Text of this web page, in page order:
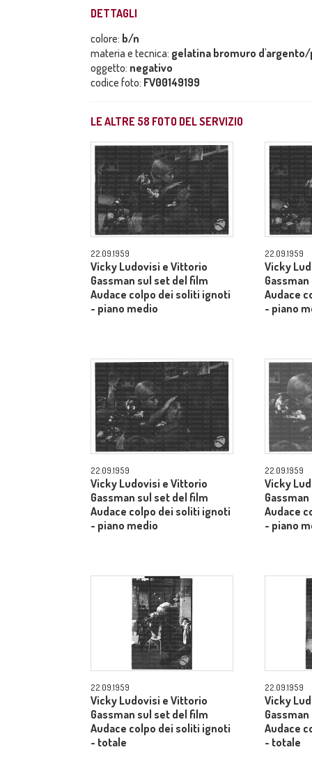
DETTAGLI
colore: b/n
materia e tecnica: gelatina bromuro
oggetto: negativo
codice foto: FV00149199
LE ALTRE 58 FOTO DEL SERVIZIO
22.09.1959
Vicky Ludovisi e Vittorio
Gassman sul set del film
Audace colpo dei soliti ignoti
- piano medio
22.09.1959
Vicky
Audace
- piano
22.09.1959
Vicky Ludovisi e Vittorio
Gassman sul set del film
Audace colpo dei soliti ignoti
- piano medio
22.09.1959
Vicky
Audace
- piano
22.09.1959
Vicky Ludovisi e Vittorio
Gassman sul set del film
Audace colpo dei soliti ignoti
- totale
22.09.1959
Vicky
Audace
- totale